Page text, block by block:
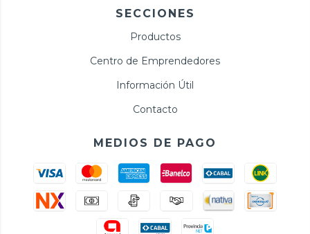
SECCIONES
Productos
Centro de Emprendedores
Información Útil
Contacto
MEDIOS DE PAGO